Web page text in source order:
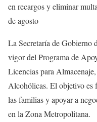
en recargos y eliminar
de agosto
La Secretaría de Gobierno
vigor del Programa de
Licencias para
Alcohólicas. El objetivo es
las familias y apoyar a
en la Zona Metropolitana.